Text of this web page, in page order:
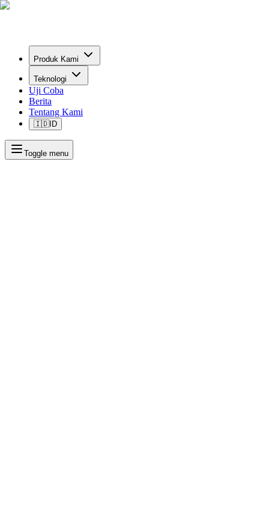
Produk Kami
Teknologi
Uji Coba
Berita
Tentang Kami
🇮🇩ID
Toggle menu